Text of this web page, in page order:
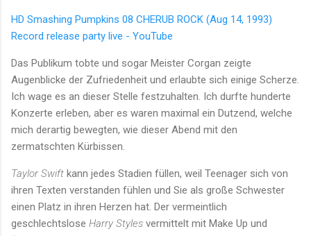
HD Smashing Pumpkins 08 CHERUB ROCK (Aug 14, 1993)
Record release party live - YouTube
Das Publikum tobte und sogar Meister Corgan zeigte
Augenblicke der Zufriedenheit und erlaubte sich einige Scherze.
Ich wage es an dieser Stelle festzuhalten. Ich durfte hunderte
Konzerte erleben, aber es waren maximal ein Dutzend, welche
mich derartig bewegten, wie dieser Abend mit den
zermatschten Kürbissen.
Taylor Swift kann jedes Stadien füllen, weil Teenager sich von
ihren Texten verstanden fühlen und Sie als große Schwester
einen Platz in ihren Herzen hat. Der vermeintlich
geschlechtslose Harry Styles vermittelt mit Make Up und